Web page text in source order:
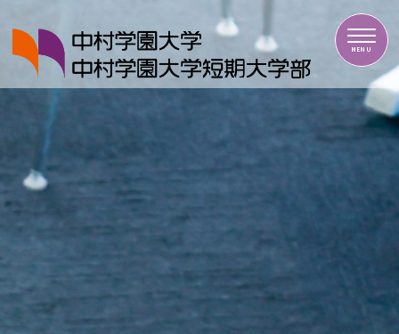
中村学園大学・中村学園大学短期大学部
MENU